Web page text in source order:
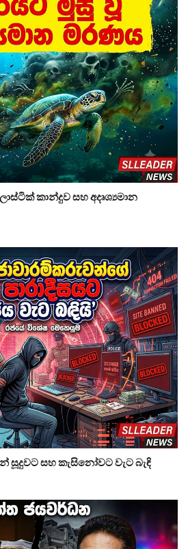
කාන්දුව සහ අදෘශ්‍යමාන
සූදුවට සහ කැසිනෝවට වැට බැඳි